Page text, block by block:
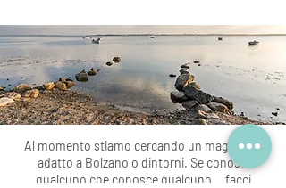
Al momento stiamo cercando un magazzino
adatto a Bolzano o dintorni. Se conosci
qualcuno che conosce qualcuno... facci